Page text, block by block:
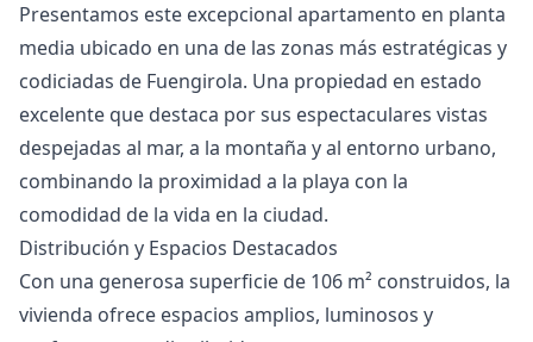
Presentamos este excepcional apartamento en planta
media ubicado en una de las zonas más estratégicas y
codiciadas de Fuengirola. Una propiedad en estado
excelente que destaca por sus espectaculares vistas
despejadas al mar, a la montaña y al entorno urbano,
combinando la proximidad a la playa con la
comodidad de la vida en la ciudad.
Distribución y Espacios Destacados
Con una generosa superficie de 106 m² construidos, la
vivienda ofrece espacios amplios, luminosos y